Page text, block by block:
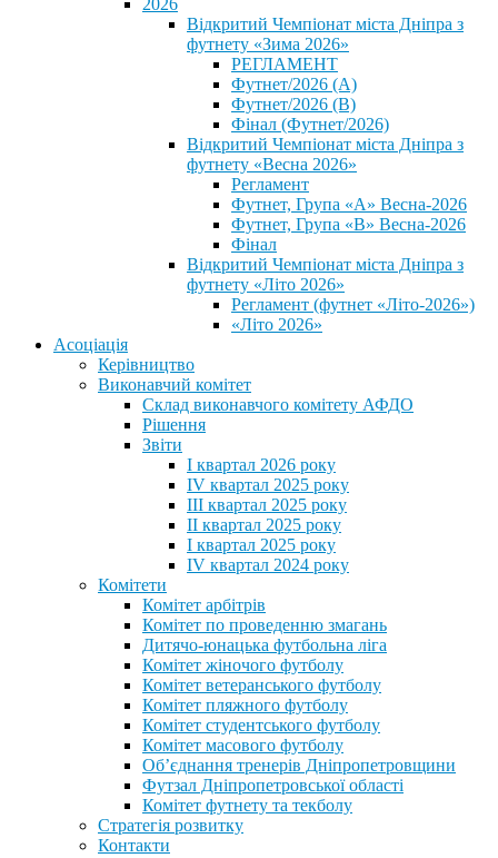
2026
Відкритий Чемпіонат міста Дніпра з
футнету «Зима 2026»
РЕГЛАМЕНТ
Футнет/2026 (А)
Футнет/2026 (В)
Фінал (Футнет/2026)
Відкритий Чемпіонат міста Дніпра з
футнету «Весна 2026»
Регламент
Футнет, Група «А» Весна-2026
Футнет, Група «В» Весна-2026
Фінал
Відкритий Чемпіонат міста Дніпра з
футнету «Літо 2026»
Регламент (футнет «Літо-2026»)
«Літо 2026»
Асоціація
Керівництво
Виконавчий комітет
Склад виконавчого комітету АФДО
Рішення
Звіти
I квартал 2026 року
IV квартал 2025 року
III квартал 2025 року
II квартал 2025 року
I квартал 2025 року
IV квартал 2024 року
Комітети
Комітет арбітрів
Комітет по проведенню змагань
Дитячо-юнацька футбольна ліга
Комітет жіночого футболу
Комітет ветеранського футболу
Комітет пляжного футболу
Комітет студентського футболу
Комітет масового футболу
Обʼєднання тренерів Дніпропетровщини
Футзал Дніпропетровської області
Комітет футнету та текболу
Стратегія розвитку
Контакти